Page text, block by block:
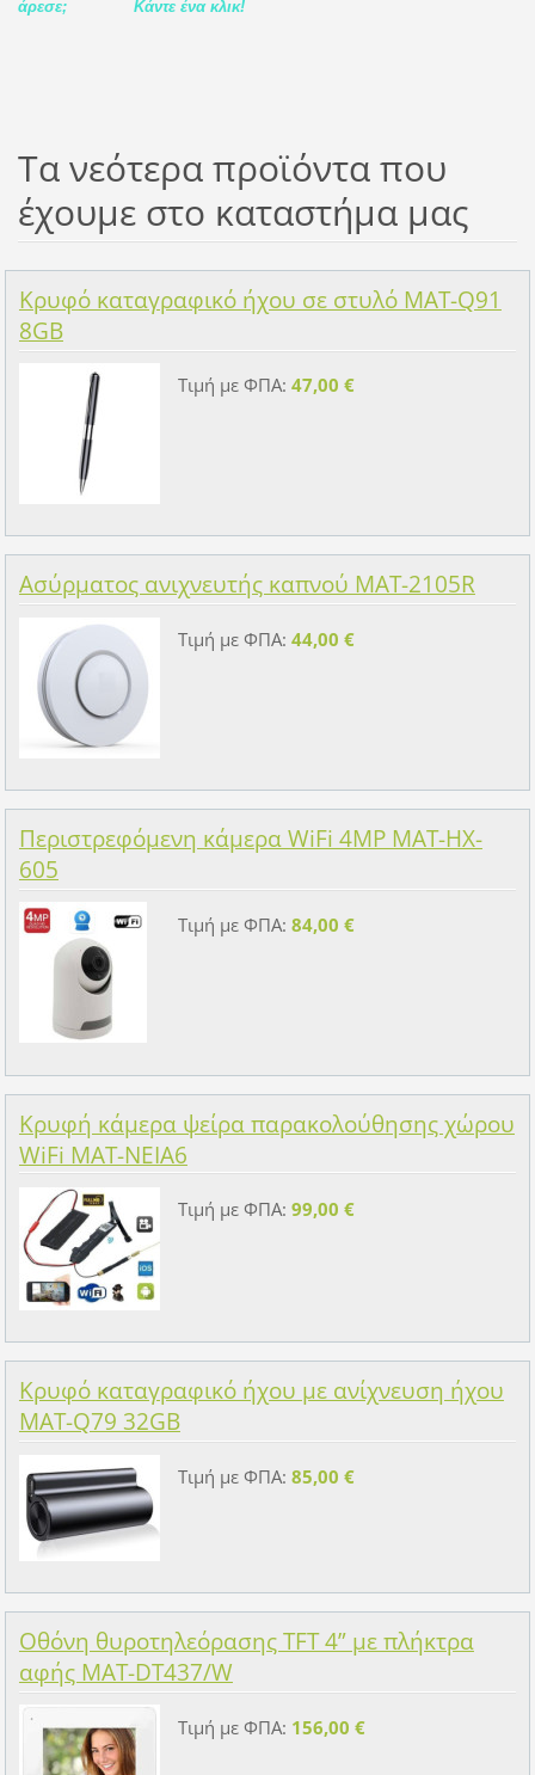
άρεσε; Κάντε ένα κλικ!
Τα νεότερα προϊόντα που
έχουμε στο καταστήμα μας
Κρυφό καταγραφικό ήχου σε στυλό MAT-Q91
8GB
Τιμή με ΦΠΑ: 47,00 €
Ασύρματος ανιχνευτής καπνού MAT-2105R
Τιμή με ΦΠΑ: 44,00 €
Περιστρεφόμενη κάμερα WiFi 4MP MAT-HX-
605
Τιμή με ΦΠΑ: 84,00 €
Κρυφή κάμερα ψείρα παρακολούθησης χώρου
WiFi MAT-NEIA6
Τιμή με ΦΠΑ: 99,00 €
Κρυφό καταγραφικό ήχου με ανίχνευση ήχου
MAT-Q79 32GB
Τιμή με ΦΠΑ: 85,00 €
Οθόνη θυροτηλεόρασης TFT 4” με πλήκτρα
αφής MAT-DT437/W
Τιμή με ΦΠΑ: 156,00 €